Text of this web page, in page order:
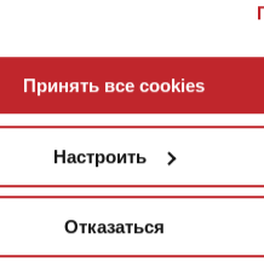
Принять все cookies
Настроить
Отказаться